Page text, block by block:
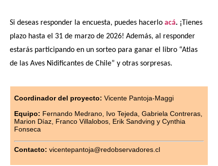
Si deseas responder la encuesta, puedes hacerlo acá. ¡Tienes
plazo hasta el 31 de marzo de 2026! Además, al responder
estarás participando en un sorteo para ganar el libro “Atlas
de las Aves Nidificantes de Chile” y otras sorpresas.
Coordinador del proyecto: Vicente Pantoja-Maggi
Equipo: Fernando Medrano, Ivo Tejeda, Gabriela Contreras,
Marion Díaz, Franco Villalobos, Erik Sandving y Cynthia
Fonseca
Contacto: vicentepantoja@redobservadores.cl